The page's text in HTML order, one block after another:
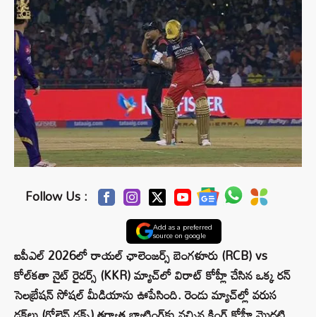
Follow Us :
Add as a preferred
source on google
ఐపీఎల్ 2026లో రాయల్ ఛాలెంజర్స్ బెంగళూరు (RCB) vs
కోల్‌కతా నైట్ రైడర్స్ (KKR) మ్యాచ్‌లో విరాట్ కోహ్లీ చేసిన ఒక్క రన్
సెలబ్రేషన్ సోషల్ మీడియాను ఊపేసింది. రెండు మ్యాచ్‌ల్లో వరుస